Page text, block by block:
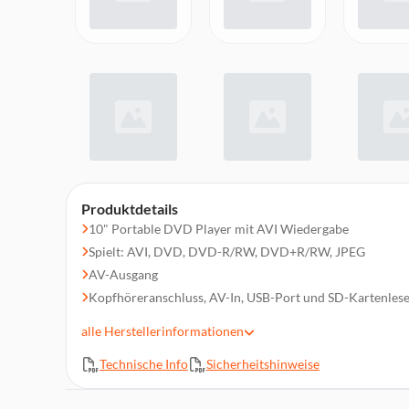
Produktdetails
10" Portable DVD Player mit AVI Wiedergabe
Spielt: AVI, DVD, DVD-R/RW, DVD+R/RW, JPEG
AV-Ausgang
Kopfhöreranschluss, AV-In, USB-Port und SD-
Praktische Tragetasche, auch zur Montage im Auto
Lieferumfang: 12V Auto-Adapter, 230V Netzteil,
alle Herstellerinformationen
Technische Info Sicherheitshinweise